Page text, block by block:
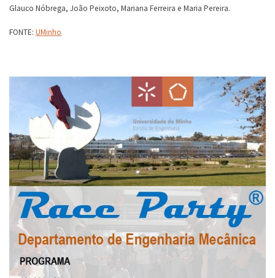
Glauco Nóbrega, João Peixoto, Mariana Ferreira e Maria Pereira.
FONTE: UMinho